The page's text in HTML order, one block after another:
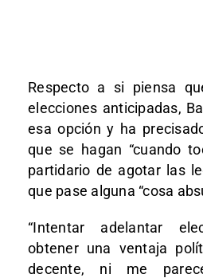
Respecto a si piensa
elecciones anticipadas,
esa opción y ha
que se hagan “cuando
partidario de agotar las
que pase alguna “cosa
“Intentar adelantar
obtener una ventaja
decente, ni me